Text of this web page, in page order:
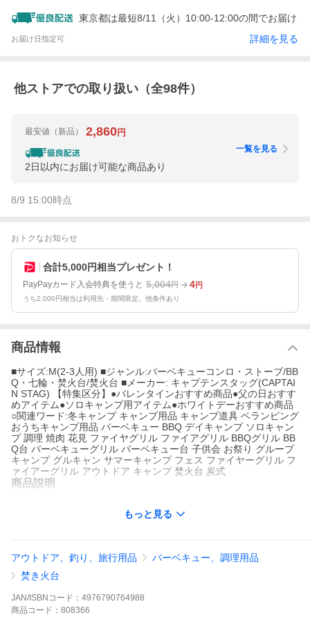
東京都は最短8/11（火）10:00-12:00の間でお届け
お届け日指定可 詳細を見る
他ストアでの取り扱い（全98件）
最安値 （新品） 2,860円
2日以内にお届け可能な商品あり
一覧を見る
8/9 15:00時点
おトクなお知らせ
合計5,000円相当プレゼント！
PayPayカード入会特典を使うと 5,004円 4円
うち2,000円相当は利用先・期間限定。他条件あり
商品情報
■サイズ:M(2-3人用) ■ジャンル:バーベキューコンロ・ストーブ/BB
Q・七輪・焚火台/焚火台 ■メーカー: キャプテンスタッグ(CAPTAI
N STAG) 【特集区分】●バレンタインおすすめ商品●父の日おすす
めアイテム●ソロキャンプ用アイテム●ホワイトデーおすすめ商品
○関連ワード:冬キャンプ キャンプ用品 キャンプ道具 ベランピング
おうちキャンプ用品 バーベキュー BBQ デイキャンプ ソロキャン
プ 調理 焼肉 花見 ファイヤグリル ファイアグリル BBQグリル BB
Q台 バーベキューグリル バーベキュー台 子供会 お祭り グループ
キャンプ グルキャン サマーキャンプ フェス ファイヤーグリル フ
ァイアーグリル アウトドア キャンプ 焚火台 炭式
商品説明
●錆びにくく丈夫なステンレス製。
●ネジ不要!
仕様/規格
●製品サイズ(約):幅30×奥行26.5×高さ22cm
●収納サイズ(約):幅35×奥行33×厚さ5.5cm
もっと見る
アウトドア、釣り、旅行用品
バーベキュー、調理用品
焚き火台
JAN/ISBNコード： 4976790764988
商品 コード： 808366